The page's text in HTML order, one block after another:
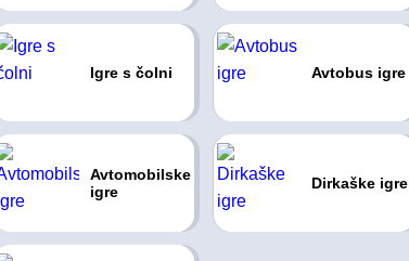
Igre s čolni Avtobus igre
Avtomobilske
igre
Dirkaške igre